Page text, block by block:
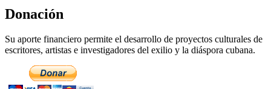
Donación
Su aporte financiero permite el desarrollo de proyectos culturales de
escritores, artistas e investigadores del exilio y la diáspora cubana.